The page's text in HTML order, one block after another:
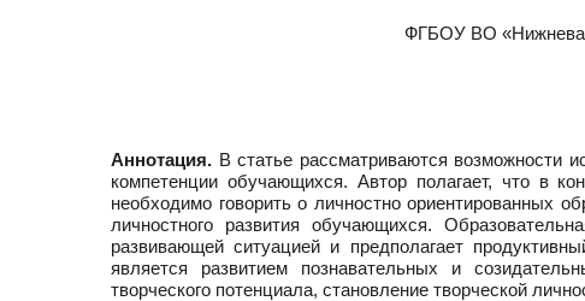
ФГБОУ ВО
Аннотация. В статье рассматриваются возможности
компетенции обучающихся. Автор полагает, что в
необходимо говорить о личностно ориентированных
личностного развития обучающихся.
развивающей ситуацией и предполагает
является развитием познавательных и
творческого потенциала, становление творческой